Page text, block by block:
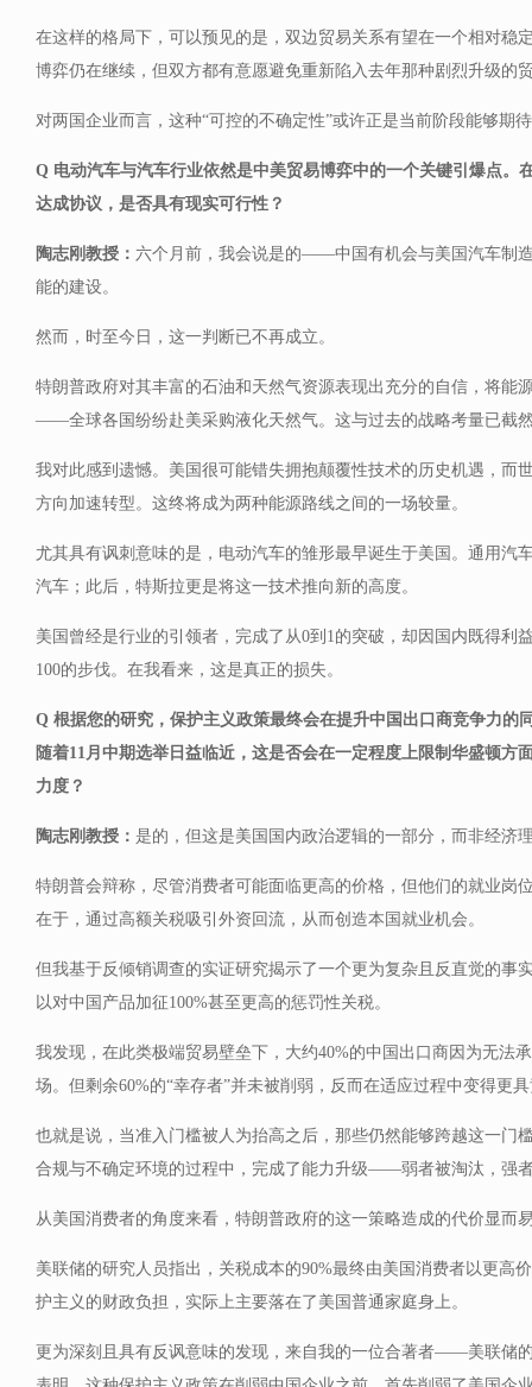
在这样的格局下，可以预见的是，双边贸易关系有望在一个相对稳
博弈仍在继续，但双方都有意愿避免重新陷入去年那种剧烈升级的
对两国企业而言，这种“可控的不确定性”或许正是当前阶段能够期
Q 电动汽车与汽车行业依然是中美贸易博弈中的一个关键引爆点。
达成协议，是否具有现实可行性？
陶志刚教授： 六个月前，我会说是的——中国有机会与美国汽车制
能的建设。
然而，时至今日，这一判断已不再成立。
特朗普政府对其丰富的石油和天然气资源表现出充分的自信，将能
——全球各国纷纷赴美采购液化天然气。这与过去的战略考量已截
我对此感到遗憾。美国很可能错失拥抱颠覆性技术的历史机遇，而
方向加速转型。这终将成为两种能源路线之间的一场较量。
尤其具有讽刺意味的是，电动汽车的雏形最早诞生于美国。通用汽
汽车；此后，特斯拉更是将这一技术推向新的高度。
美国曾经是行业的引领者，完成了从0到1的突破，却因国内既得利
100的步伐。在我看来，这是真正的损失。
Q 根据您的研究，保护主义政策最终会在提升中国出口商竞争力的
随着11月中期选举日益临近，这是否会在一定程度上限制华盛顿方
力度？
陶志刚教授： 是的，但这是美国国内政治逻辑的一部分，而非经济
特朗普会辩称，尽管消费者可能面临更高的价格，但他们的就业岗
在于，通过高额关税吸引外资回流，从而创造本国就业机会。
但我基于反倾销调查的实证研究揭示了一个更为复杂且反直觉的
以对中国产品加征100%甚至更高的惩罚性关税。
我发现，在此类极端贸易壁垒下，大约40%的中国出口商因为无法
场。但剩余60%的“幸存者”并未被削弱，反而在适应过程中变得更
也就是说，当准入门槛被人为抬高之后，那些仍然能够跨越这一门
合规与不确定环境的过程中，完成了能力升级——弱者被淘汰，强
从美国消费者的角度来看，特朗普政府的这一策略造成的代价显而
美联储的研究人员指出，关税成本的90%最终由美国消费者以更高
护主义的财政负担，实际上主要落在了美国普通家庭身上。
更为深刻且具有反讽意味的发现，来自我的一位合著者——美联储